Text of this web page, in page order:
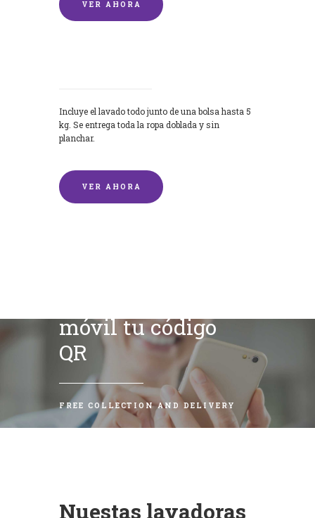
VER AHORA
Incluye el lavado todo junto de una bolsa hasta 5
kg. Se entrega toda la ropa doblada y sin
planchar.
VER AHORA
móvil tu código
QR
FREE COLLECTION AND DELIVERY
Nuestas lavadoras